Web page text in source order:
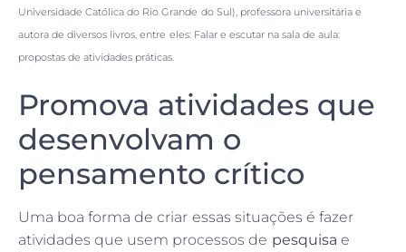
Universidade Católica do Rio Grande do Sul), professora universitária e
autora de diversos livros, entre eles: Falar e escutar na sala de aula:
propostas de atividades práticas.
Promova atividades que
desenvolvam o
pensamento crítico
Uma boa forma de criar essas situações é fazer
atividades que usem processos de pesquisa e